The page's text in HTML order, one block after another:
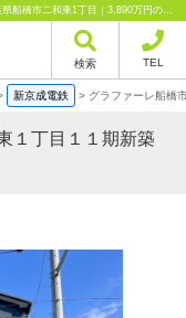
グラファーレ船橋市二和東１丁目１１期新築一戸建て全１３棟 千葉県船橋市二和東1丁目｜3,890万円の新築一戸建て｜分譲住宅や新築物件｜エムイーPLUS城東株式会社
検索 TEL
新京成電鉄 > グラファーレ船橋
１丁目１１期新築